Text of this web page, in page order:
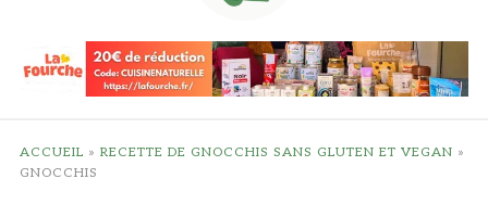
ACCUEIL » RECETTE DE GNOCCHIS SANS GLUTEN ET VEGAN »
GNOCCHIS